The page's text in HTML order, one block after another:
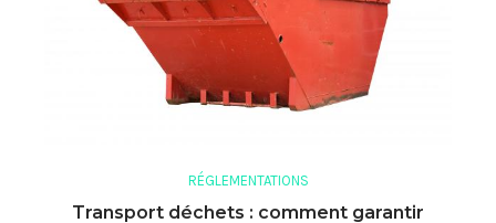
RÉGLEMENTATIONS
Transport déchets : comment garantir